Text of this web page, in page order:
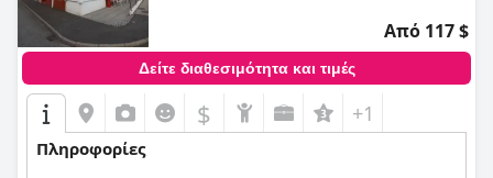
Από 117 $
Δείτε διαθεσιμότητα και τιμές
$ +1
Πληροφορίες